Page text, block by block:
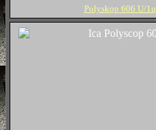
Polyskop 606 U/1u